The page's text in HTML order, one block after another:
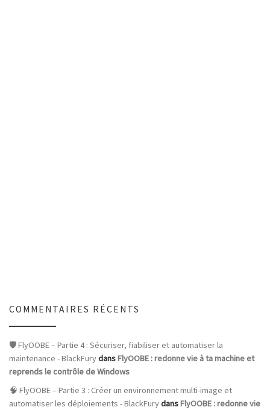
COMMENTAIRES RÉCENTS
🛡️ FlyOOBE – Partie 4 : Sécuriser, fiabiliser et automatiser la
maintenance - BlackFurydansFlyOOBE : redonne vie à ta machine et
reprends le contrôle de Windows
🧠 FlyOOBE – Partie 3 : Créer un environnement multi-image et
automatiser les déploiements - BlackFurydansFlyOOBE : redonne vie